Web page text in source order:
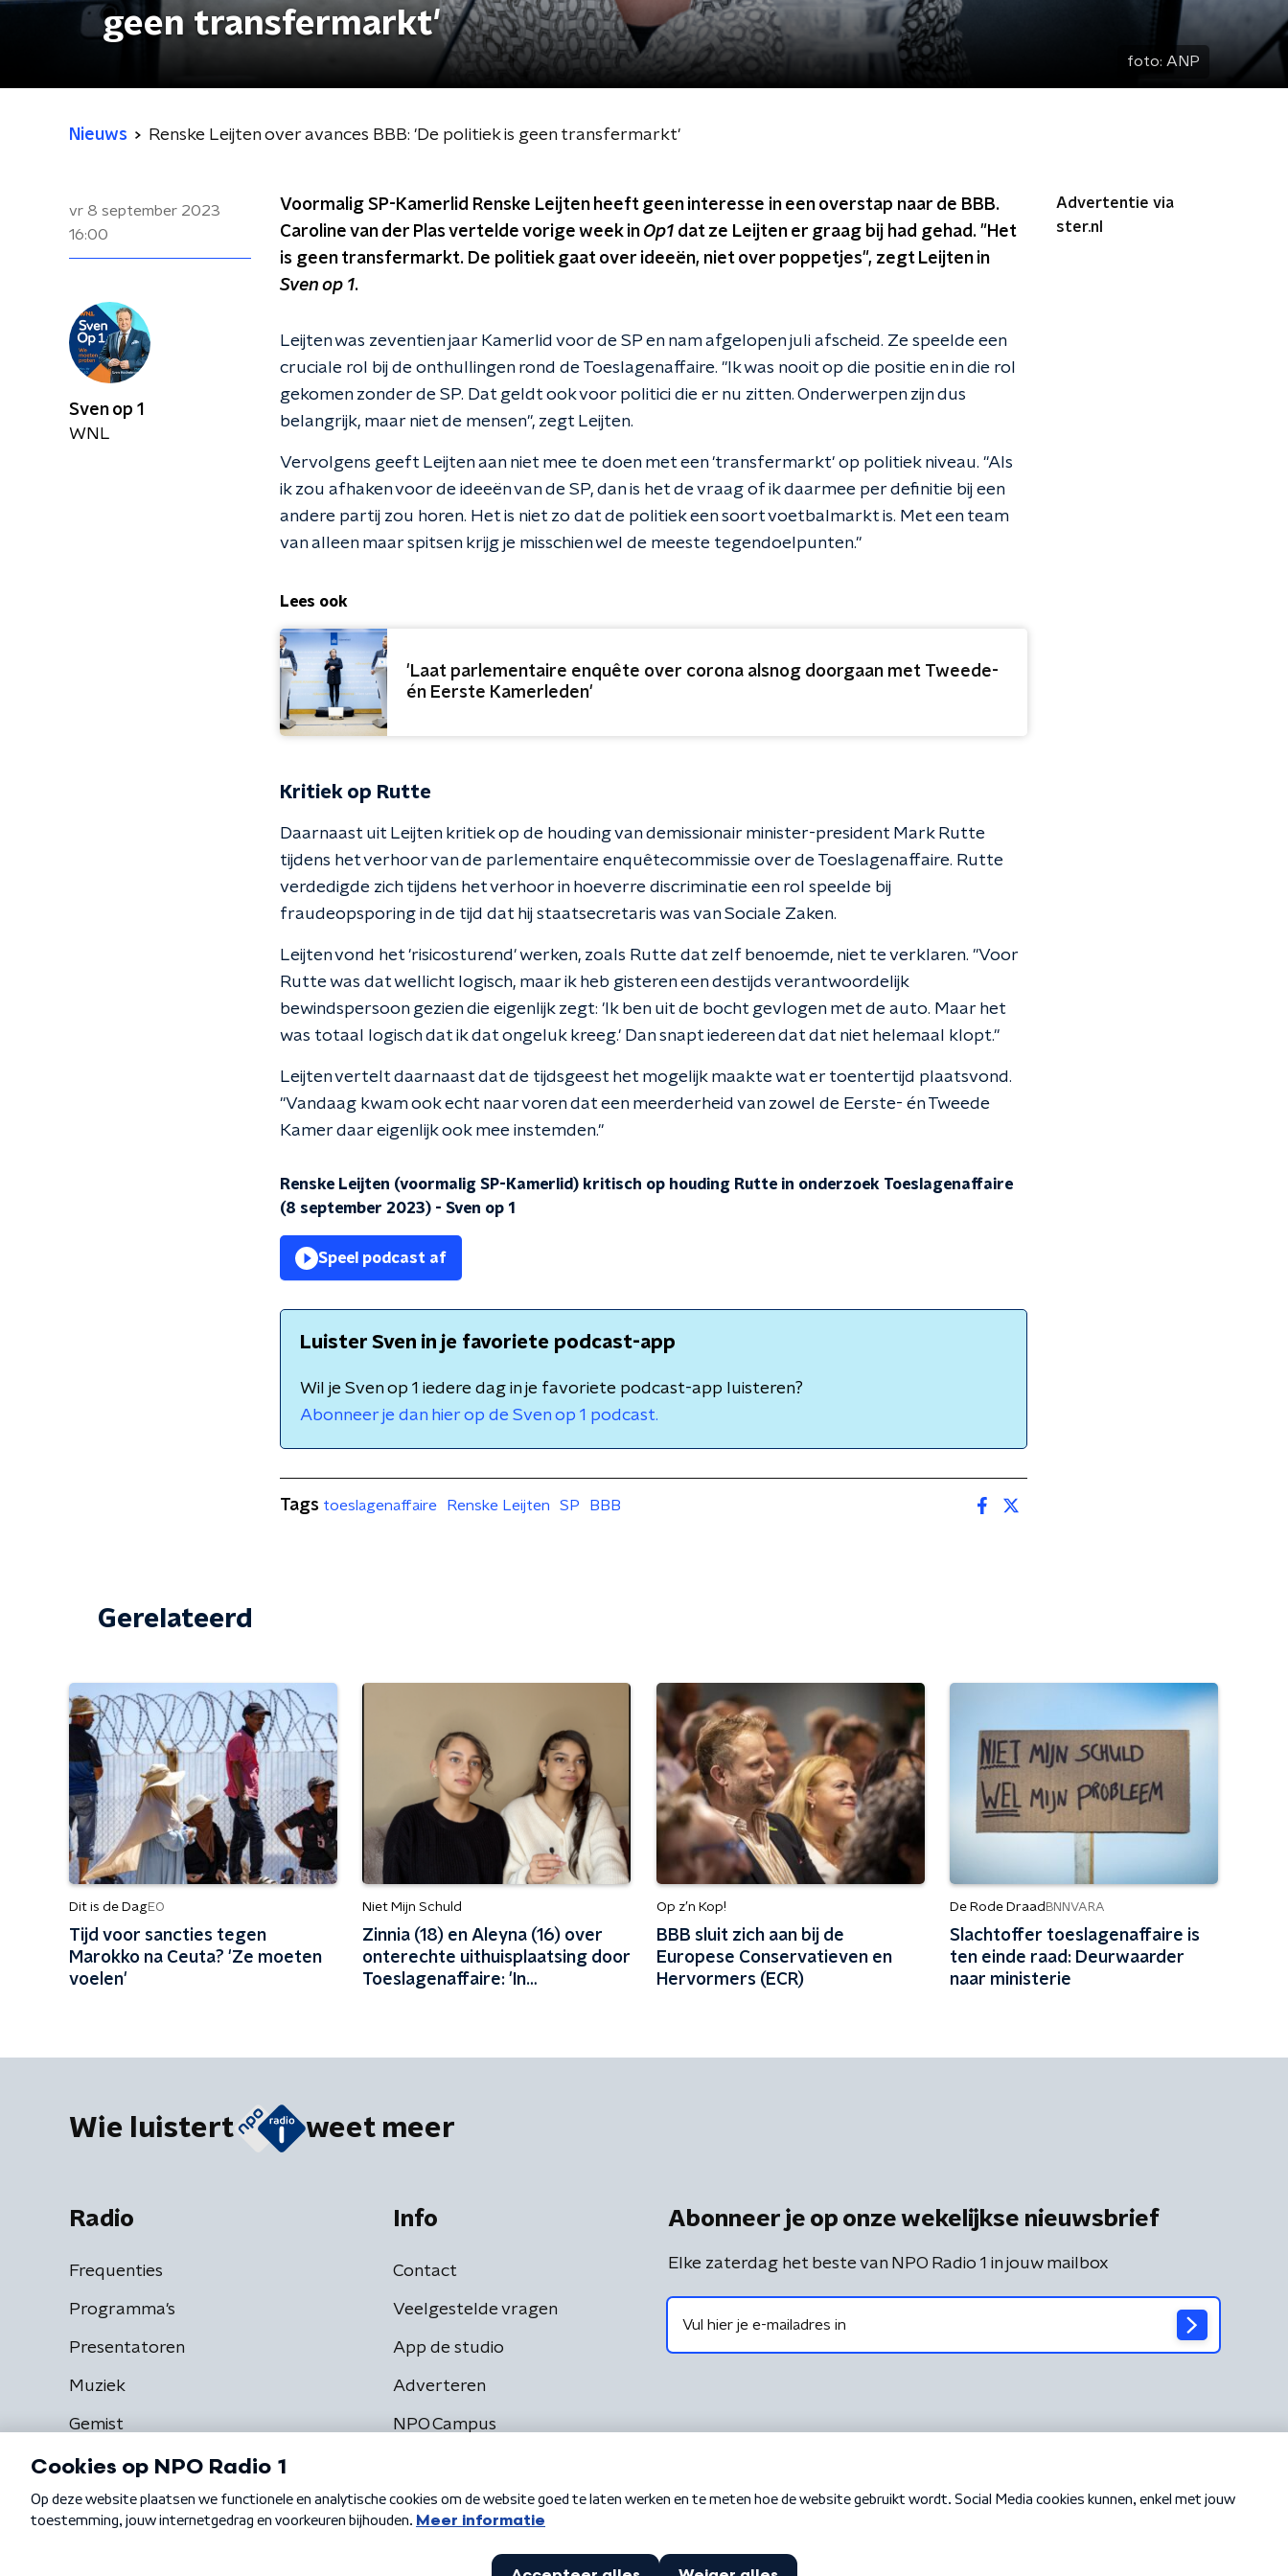
geen transfermarkt'
foto: ANP
Nieuws Renske Leijten over avances BBB: 'De politiek is geen transfermarkt'
vr 8 september 2023
16:00
Voormalig SP-Kamerlid Renske Leijten heeft geen interesse in een overstap naar de BBB.
Caroline van der Plas vertelde vorige week in Op1 dat ze Leijten er graag bij had gehad. "Het
is geen transfermarkt. De politiek gaat over ideeën, niet over poppetjes", zegt Leijten in
Sven op 1.
Leijten was zeventien jaar Kamerlid voor de SP en nam afgelopen juli afscheid. Ze speelde een
cruciale rol bij de onthullingen rond de Toeslagenaffaire. "Ik was nooit op die positie en in die rol
gekomen zonder de SP. Dat geldt ook voor politici die er nu zitten. Onderwerpen zijn dus
belangrijk, maar niet de mensen", zegt Leijten.
Vervolgens geeft Leijten aan niet mee te doen met een 'transfermarkt' op politiek niveau. "Als
ik zou afhaken voor de ideeën van de SP, dan is het de vraag of ik daarmee per definitie bij een
andere partij zou horen. Het is niet zo dat de politiek een soort voetbalmarkt is. Met een team
van alleen maar spitsen krijg je misschien wel de meeste tegendoelpunten."
Lees ook
'Laat parlementaire enquête over corona alsnog doorgaan met Tweede-
én Eerste Kamerleden'
Kritiek op Rutte
Daarnaast uit Leijten kritiek op de houding van demissionair minister-president Mark Rutte
tijdens het verhoor van de parlementaire enquêtecommissie over de Toeslagenaffaire. Rutte
verdedigde zich tijdens het verhoor in hoeverre discriminatie een rol speelde bij
fraudeopsporing in de tijd dat hij staatsecretaris was van Sociale Zaken.
Leijten vond het 'risicosturend' werken, zoals Rutte dat zelf benoemde, niet te verklaren. "Voor
Rutte was dat wellicht logisch, maar ik heb gisteren een destijds verantwoordelijk
bewindspersoon gezien die eigenlijk zegt: 'Ik ben uit de bocht gevlogen met de auto. Maar het
was totaal logisch dat ik dat ongeluk kreeg.' Dan snapt iedereen dat dat niet helemaal klopt."
Leijten vertelt daarnaast dat de tijdsgeest het mogelijk maakte wat er toentertijd plaatsvond.
"Vandaag kwam ook echt naar voren dat een meerderheid van zowel de Eerste- én Tweede
Kamer daar eigenlijk ook mee instemden."
Renske Leijten (voormalig SP-Kamerlid) kritisch op houding Rutte in onderzoek Toeslagenaffaire
(8 september 2023) - Sven op 1
Speel podcast af
Luister Sven in je favoriete podcast-app
Wil je Sven op 1 iedere dag in je favoriete podcast-app luisteren?
Abonneer je dan hier op de Sven op 1 podcast.
Advertentie via
ster.nl
Sven op 1
WNL
Tags toeslagenaffaire Renske Leijten SP BBB
Gerelateerd
Dit is de DagEO
Tijd voor sancties tegen
Marokko na Ceuta? 'Ze moeten
voelen'
Niet Mijn Schuld
Zinnia (18) en Aleyna (16) over
onterechte uithuisplaatsing door
Toeslagenaffaire: 'In
Op z’n Kop!
BBB sluit zich aan bij de
Europese Conservatieven en
Hervormers (ECR)
De Rode Draad BNNVARA
Slachtoffer toeslagenaffaire is
ten einde raad: Deurwaarder
naar ministerie
Wie luistert weet meer
Radio
Frequenties
Programma's
Presentatoren
Muziek
Gemist
Info
Contact
Veelgestelde vragen
App de studio
Adverteren
NPO Campus
Abonneer je op onze wekelijkse nieuwsbrief
Elke zaterdag het beste van NPO Radio 1 in jouw mailbox
Algemene voorwaarden Privacybeleid